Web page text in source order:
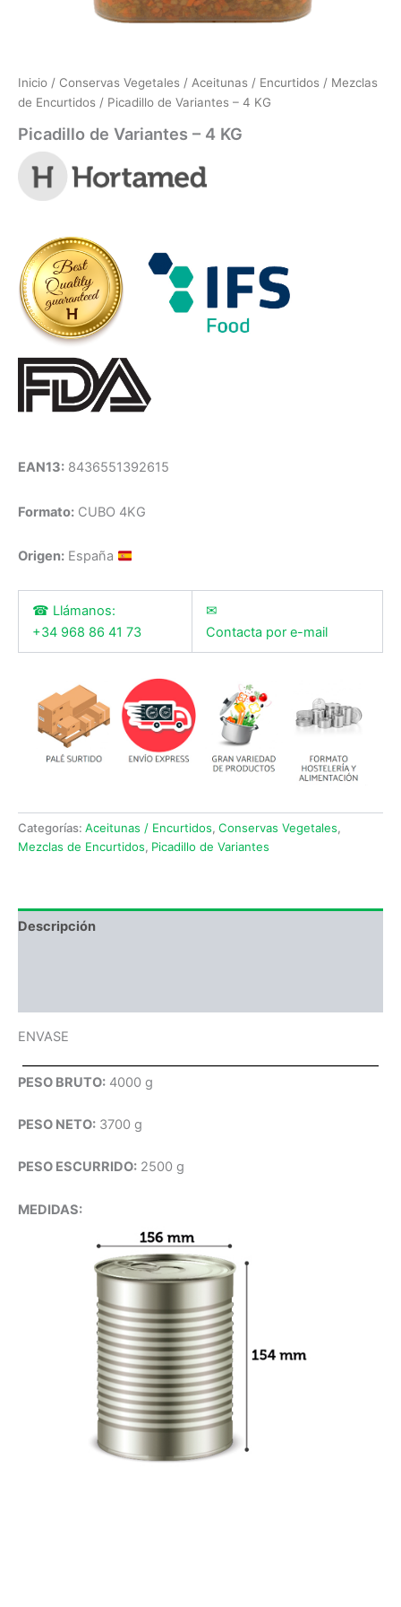
Inicio / Conservas Vegetales / Aceitunas / Encurtidos / Mezclas
de Encurtidos / Picadillo de Variantes – 4 KG
Picadillo de Variantes – 4 KG
EAN13: 8436551392615
Formato: CUBO 4KG
Origen: España
☎ Llámanos:
+34 968 86 41 73
✉
Contacta por e-mail
Categorías: Aceitunas / Encurtidos, Conservas Vegetales,
Mezclas de Encurtidos, Picadillo de Variantes
Descripción
ENVASE
PESO BRUTO: 4000 g
PESO NETO: 3700 g
PESO ESCURRIDO: 2500 g
MEDIDAS: